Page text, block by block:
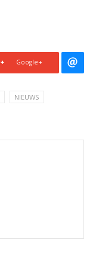
Google+
NIEUWS